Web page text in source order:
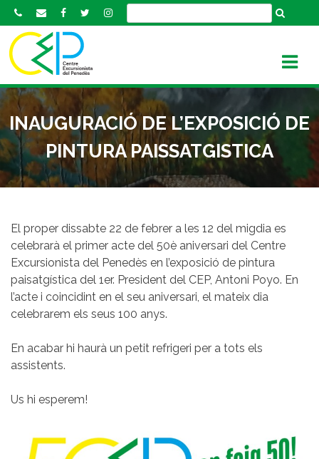
k
o
c
o
n
t
INAUGURACIÓ DE L’EXPOSICIÓ DE
PINTURA PAISSATGISTICA
El proper dissabte 22 de febrer a les 12 del migdia es
celebrarà el primer acte del 50è aniversari del Centre
Excursionista del Penedès en l’exposició de pintura
paisatgística del 1er. President del CEP, Antoni Poyo. En
l’acte i coincidint en el seu aniversari, el mateix dia
celebrarem els seus 100 anys.
En acabar hi haurà un petit refrigeri per a tots els
assistents.
Us hi esperem!